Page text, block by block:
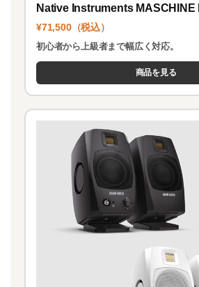
Native Instruments MASCHINE
¥71,500（税込）
初心者から上級者まで幅広く対応。
商品を見る